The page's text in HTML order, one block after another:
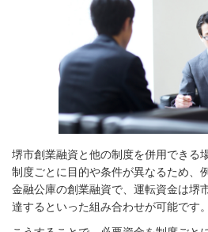
堺市創業融資と他の制度を併用できる
制度ごとに目的や条件が異なるため、
金融公庫の創業融資で、運転資金は堺
達するといった組み合わせが可能です。